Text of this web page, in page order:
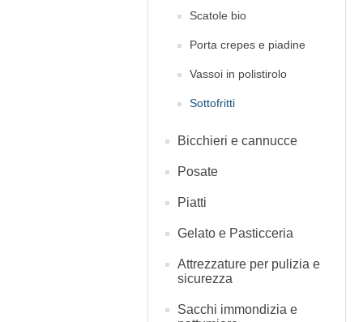
Scatole bio
Porta crepes e piadine
Vassoi in polistirolo
Sottofritti
Bicchieri e cannucce
Posate
Piatti
Gelato e Pasticceria
Attrezzature per pulizia e
sicurezza
Sacchi immondizia e